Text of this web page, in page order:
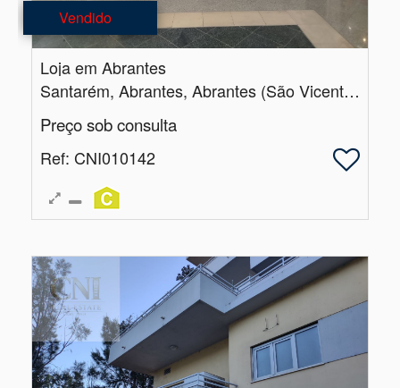
Vendido
Loja em Abrantes
Santarém, Abrantes, Abrantes (São Vicente e São João) e Alferrarede
Preço sob consulta
Ref: CNI010142